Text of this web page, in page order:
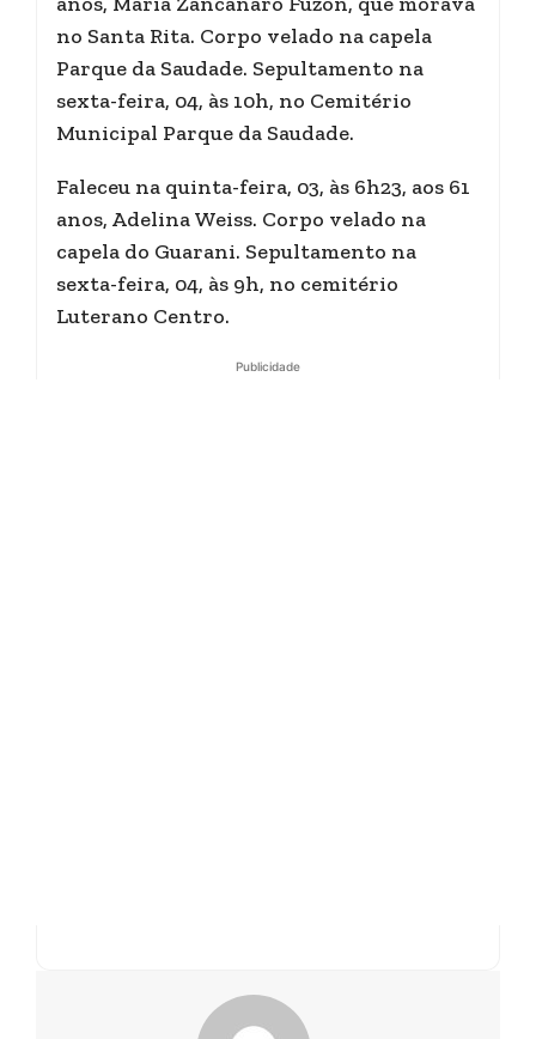
no Santa Rita. Corpo velado na capela
Parque da Saudade. Sepultamento na
sexta-feira, 04, às 10h, no Cemitério
Municipal Parque da Saudade.
Faleceu na quinta-feira, 03, às 6h23, aos 61
anos, Adelina Weiss. Corpo velado na
capela do Guarani. Sepultamento na
sexta-feira, 04, às 9h, no cemitério
Luterano Centro.
Publicidade